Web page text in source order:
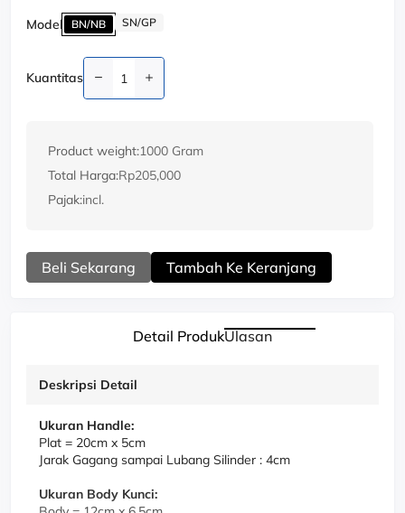
Model BN/NB SN/GP
Kuantitas
Product weight:1000 Gram
Total Harga:Rp205,000
Pajak:incl.
Beli Sekarang Tambah Ke Keranjang
Detail ProdukUlasan
Deskripsi Detail
Ukuran Handle:
Plat = 20cm x 5cm
Jarak Gagang sampai Lubang Silinder : 4cm
Ukuran Body Kunci: